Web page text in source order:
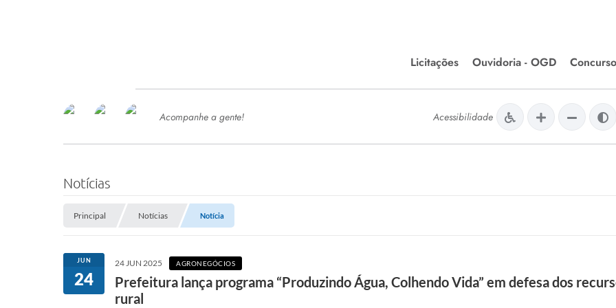
Licitações
Editais de Licitações
Chamamentos Públicos
Ouvidoria - OGD
SERVIÇOS
SEMED
Processo de Contratação -
Concursos e Processos Seletivos
Esporte
Meio Ambiente
Acompanhe a gente! Acessibilidade
Notícias
Principal Notícias Notícia
JUN
24
24 JUN 2025 AGRONEGÓCIOS
Prefeitura lança programa “Produzindo Água, Colhendo Vida” em defesa dos
rural